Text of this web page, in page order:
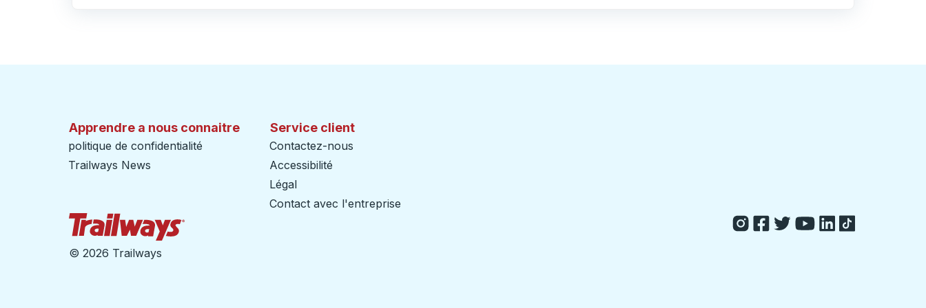
Cliquez pour changer vos sélections d'origine et de destination
Apprendre a nous connaitre
politique de confidentialité
Trailways News
Service client
Contactez-nous
Accessibilité
Légal
Contact avec l'entreprise
© 2026 Trailways